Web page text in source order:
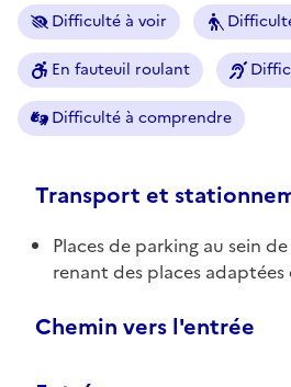
Difficulté à voir
En fauteuil roulant
Difficulté à comprendre
Transport et
Places de parking au sein
renant des places adaptées
Chemin vers l'entrée